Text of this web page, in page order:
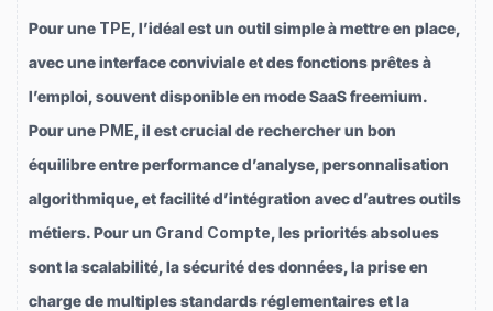
Pour une TPE, l’idéal est un outil simple à mettre en place,
avec une interface conviviale et des fonctions prêtes à
l’emploi, souvent disponible en mode SaaS freemium.
Pour une PME, il est crucial de rechercher un bon
équilibre entre performance d’analyse, personnalisation
algorithmique, et facilité d’intégration avec d’autres outils
métiers. Pour un Grand Compte, les priorités absolues
sont la scalabilité, la sécurité des données, la prise en
charge de multiples standards réglementaires et la